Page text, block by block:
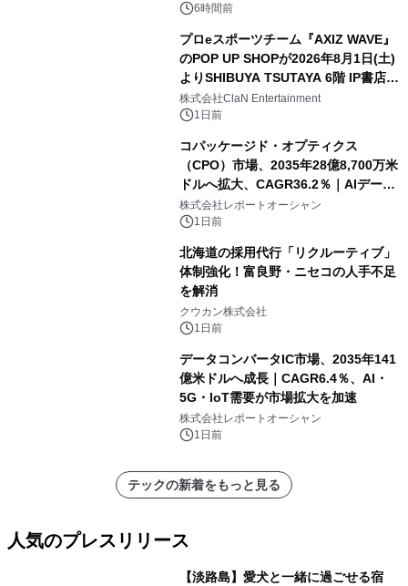
6時間前
プロeスポーツチーム『AXIZ WAVE』
のPOP UP SHOPが2026年8月1日(土)
よりSHIBUYA TSUTAYA 6階 IP書店で
開催決定！！
株式会社ClaN Entertainment
1日前
コパッケージド・オプティクス
（CPO）市場、2035年28億8,700万米
ドルへ拡大、CAGR36.2％｜AIデータ
センター・高速光通信需要が成長を加
速
株式会社レポートオーシャン
1日前
北海道の採用代行「リクルーティブ」
体制強化！富良野・ニセコの人手不足
を解消
クウカン株式会社
1日前
データコンバータIC市場、2035年141
億米ドルへ成長｜CAGR6.4％、AI・
5G・IoT需要が市場拡大を加速
株式会社レポートオーシャン
1日前
テックの新着をもっと見る
人気のプレスリリース
【淡路島】愛犬と一緒に過ごせる宿